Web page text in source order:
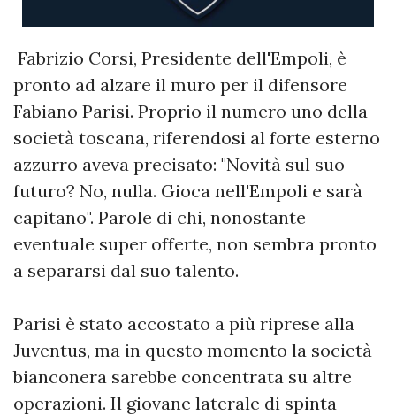
Fabrizio Corsi, Presidente dell'Empoli, è
pronto ad alzare il muro per il difensore
Fabiano Parisi. Proprio il numero uno della
società toscana, riferendosi al forte esterno
azzurro aveva precisato: "Novità sul suo
futuro? No, nulla. Gioca nell'Empoli e sarà
capitano". Parole di chi, nonostante
eventuale super offerte, non sembra pronto
a separarsi dal suo talento.
Parisi è stato accostato a più riprese alla
Juventus, ma in questo momento la società
bianconera sarebbe concentrata su altre
operazioni. Il giovane laterale di spinta